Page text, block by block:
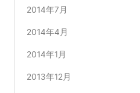
2014年7月
2014年4月
2014年1月
2013年12月